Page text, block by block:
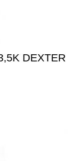
DEXTER